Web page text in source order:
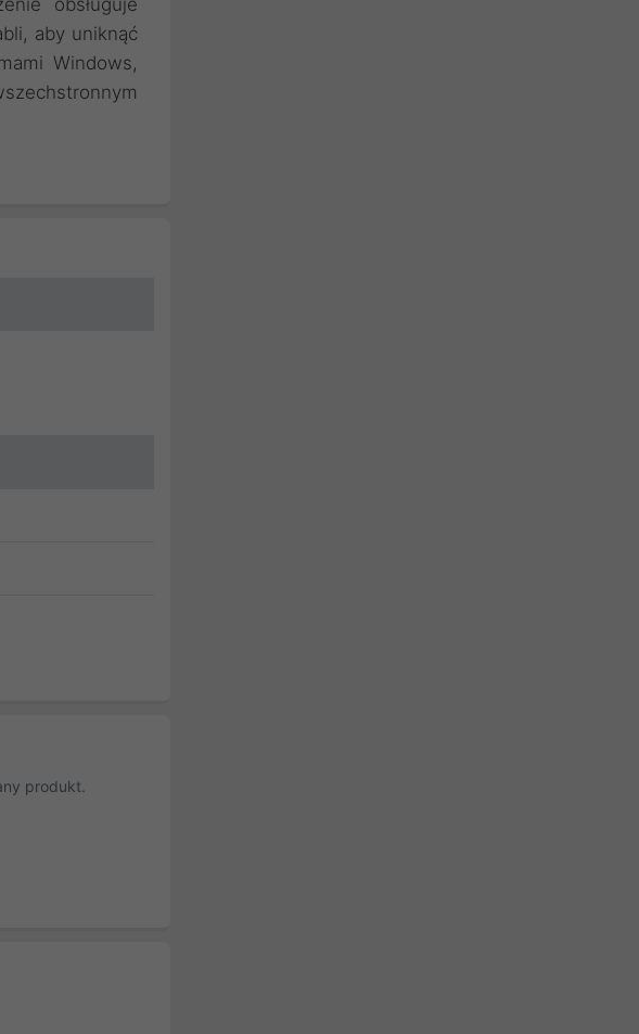
obsługuje
aby uniknąć
Windows,
produkt.